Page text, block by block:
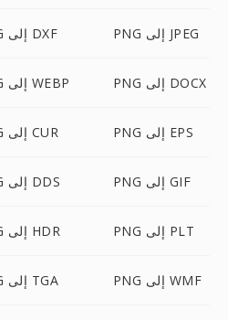
PNG إلى DXF PNG إلى JPEG
PNG إلى WEBP PNG إلى DOCX
PNG إلى CUR PNG إلى EPS
PNG إلى DDS PNG إلى GIF
PNG إلى HDR PNG إلى PLT
PNG إلى TGA PNG إلى WMF